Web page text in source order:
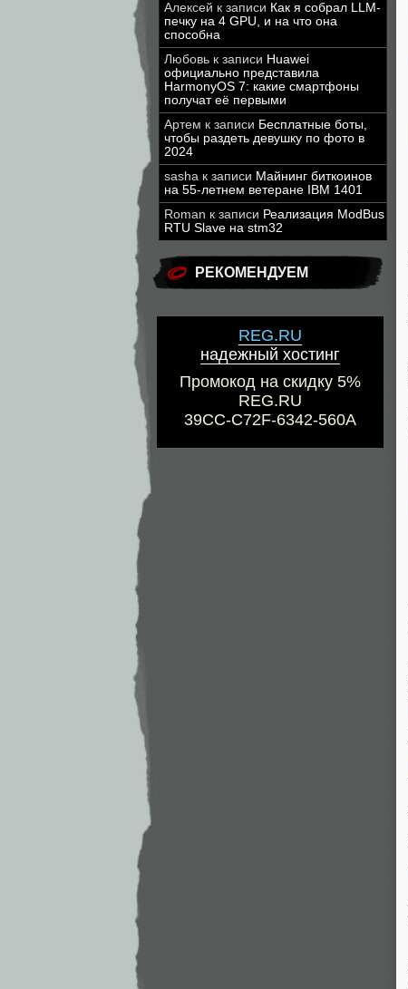
Алексей к записи Как я собрал LLM-
печку на 4 GPU, и на что она
способна
Любовь к записи Huawei
официально представила
HarmonyOS 7: какие смартфоны
получат её первыми
Артем к записи Бесплатные боты,
чтобы раздеть девушку по фото в
2024
sasha к записи Майнинг биткоинов
на 55-летнем ветеране IBM 1401
Roman к записи Реализация ModBus
RTU Slave на stm32
РЕКОМЕНДУЕМ
REG.RU
надежный хостинг
Промокод на скидку 5%
REG.RU
39CC-C72F-6342-560A